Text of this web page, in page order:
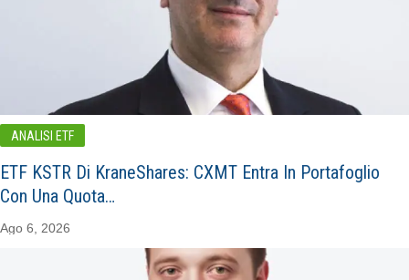
ANALISI ETF
ETF KSTR Di KraneShares: CXMT Entra In Portafoglio
Con Una Quota…
Ago 6, 2026